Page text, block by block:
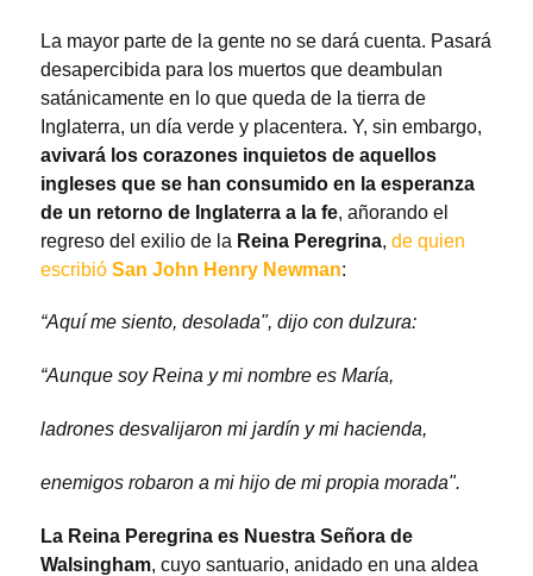
La mayor parte de la gente no se dará cuenta. Pasará
desapercibida para los muertos que deambulan
satánicamente en lo que queda de la tierra de
Inglaterra, un día verde y placentera. Y, sin embargo,
avivará los corazones inquietos de aquellos
ingleses que se han consumido en la esperanza
de un retorno de Inglaterra a la fe, añorando el
regreso del exilio de la Reina Peregrina, de quien
escribió San John Henry Newman:
“Aquí me siento, desolada", dijo con dulzura:
“Aunque soy Reina y mi nombre es María,
ladrones desvalijaron mi jardín y mi hacienda,
enemigos robaron a mi hijo de mi propia morada".
La Reina Peregrina es Nuestra Señora de
Walsingham, cuyo santuario, anidado en una aldea